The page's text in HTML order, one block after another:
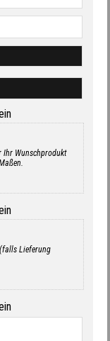
Ihr Wunschprodukt
Lieferung